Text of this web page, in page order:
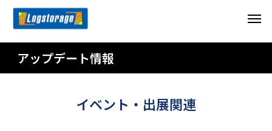
アップデート情報
イベント・出展関連